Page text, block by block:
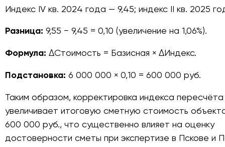
Индекс IV кв. 2024 года — 9,45; индекс II кв. 2025
Разница: 9,55 − 9,45 = 0,10 (увеличение на 1,06%).
Формула: ΔСтоимость = Базисная × ΔИндекс.
Подстановка: 6 000 000 × 0,10 = 600 000 руб.
Таким образом, корректировка индекса пересчёта
увеличивает итоговую сметную стоимость
600 000 руб., что существенно влияет на оценку
достоверности сметы при экспертизе в Пскове и